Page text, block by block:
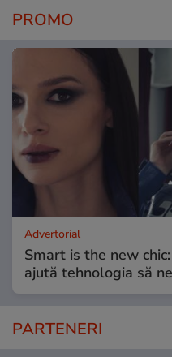
PROMO
Advertorial
Smart is the new
ajută tehnologia să
PARTENERI